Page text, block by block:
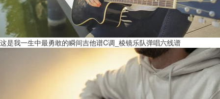
这是我一生中最勇敢的瞬间吉他谱C调_棱镜乐队弹唱六线谱